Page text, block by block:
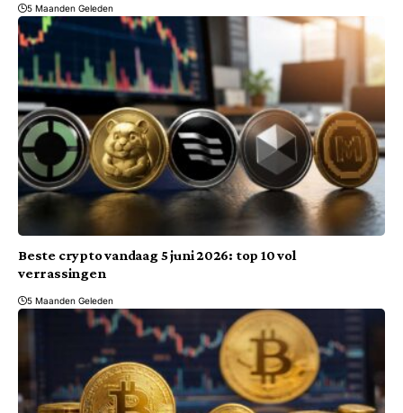
5 Maanden Geleden
Beste crypto vandaag 5 juni 2026: top 10 vol
verrassingen
5 Maanden Geleden